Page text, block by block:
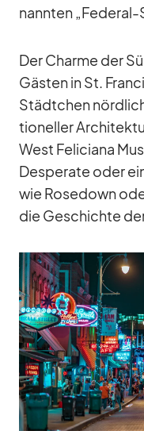
nann­ten „Fe­de­ral-
Der Charme der
Gäs­ten in St.
Städt­chen
tio­nel­ler
West Fe­li­ciana
De­spe­rate oder
wie Ro­se­down
die Ge­schichte